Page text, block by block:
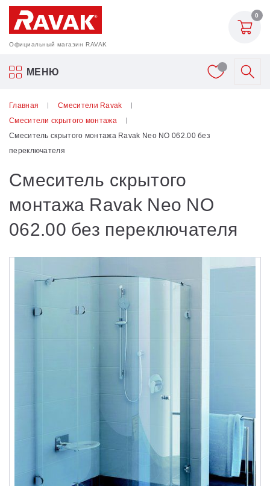
Официальный магазин RAVAK
0
МЕНЮ
Акриловые ванны Ravak
Шторки для ванн
Унитазы и биде
Душевые двери
Поддоны для душа
Сиденья OVO для душевых уголков
Полотенцесушители
Гидромассаж для ванны
Душевые каналы
Умывальники
Главная
Смесители Ravak
Смесители скрытого монтажа
Смеситель скрытого монтажа Ravak Neo NO 062.00 без
переключателя
Смеситель скрытого
монтажа Ravak Neo NO
062.00 без переключателя